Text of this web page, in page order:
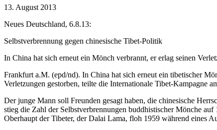
13. August 2013
Neues Deutschland, 6.8.13:
Selbstverbrennung gegen chinesische Tibet-Politik
In China hat sich erneut ein Mönch verbrannt, er erlag seinen
Frankfurt a.M. (epd/nd). In China hat sich erneut ein tibetischer
Verletzungen gestorben, teilte die Internationale Tibet-Kampagne
Der junge Mann soll Freunden gesagt haben, die chinesische
stieg die Zahl der Selbstverbrennungen buddhistischer Mönche
Oberhaupt der Tibeter, der Dalai Lama, floh 1959 während eines